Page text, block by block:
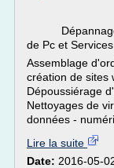
Dépannage
de Pc et
Assemblage
création de sites
Dépoussiérage
Nettoyages de
données -
Lire la suite
Date: 2016-05-